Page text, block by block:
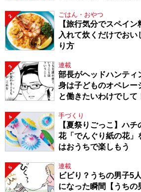
2 ごはん・おやつ
【旅行気分でスペイ
入れて炊くだけでお
り方
3 連載
部長がヘッドハンティ
身は子どものオペレー
と働きたいわけでし
4 手づくり
【夏祭りごっこ】ハ
花「でんぐり紙の花」
はおうちで楽しもう
5 連載
ビビり？うちの男子5
になった瞬間【うちの